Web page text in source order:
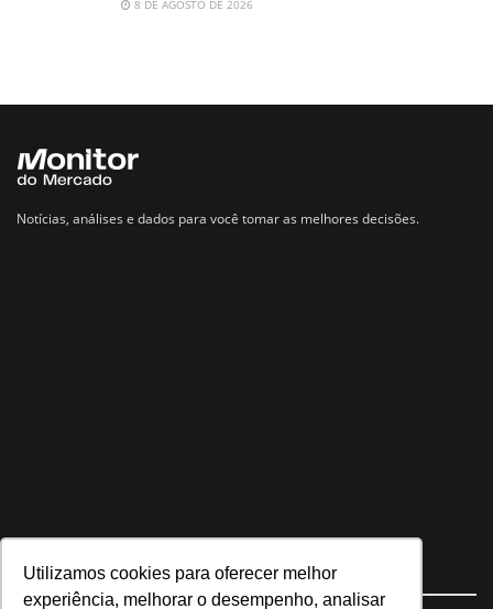
Utilizamos cookies para oferecer melhor
experiência, melhorar o desempenho, analisar
8 DE AGOSTO DE 2026
Notícias, análises e dados para você tomar as melhores decisões.
Navegue no site